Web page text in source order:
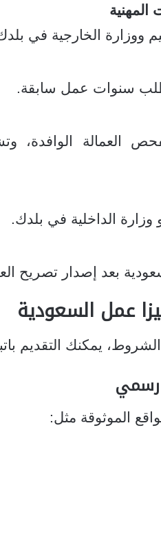
المهنية
ووزارة الخارجية في
سنوات عمل سابقة.
العمالة الوافدة،
وزارة الداخلية في بلدك.
بعد إصدار تصريح
عمل السعودية
يمكنك التقديم
الموثوقة مثل: